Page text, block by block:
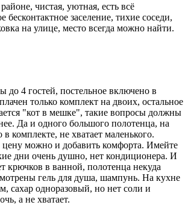
чистая, уютная, есть всё
бесконтактное заселение, тихие соседи,
на улице, место всегда можно найти.
до 4 гостей, постельное включено в
только комплект на двоих, остальное
"кот в мешке", такие вопросы должны
Да и одного большого полотенца, на
в комплекте, не хватает маленького.
можно и добавить комфорта. Имейте
дни очень душно, нет кондиционера. И
крючков в ванной, полотенца некуда
гель для душа, шампунь. На кухне
сахар одноразовый, но нет соли и
а не хватает.